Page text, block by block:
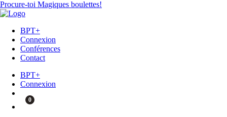
Procure-toi Magiques boulettes!
BPT+
Connexion
Conférences
Contact
BPT+
Connexion
0